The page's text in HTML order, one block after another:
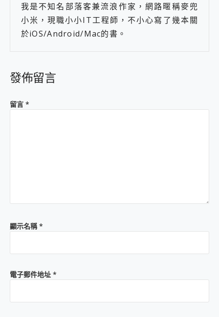
我是不知名部落客兼流浪作家，網路暱稱麥兜
小米，現職小小IT工程師，不小心寫了幾本關
於iOS/Android/Mac的書。
發佈留言
留言 *
顯示名稱*
電子郵件地址 *